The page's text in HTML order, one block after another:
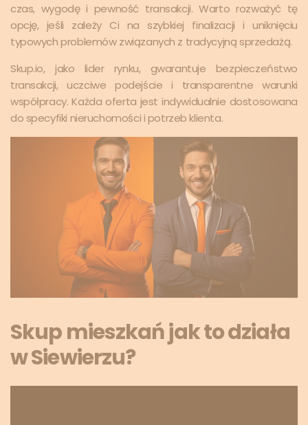
czas, wygodę i pewność transakcji. Warto rozważyć tę
opcję, jeśli zależy Ci na szybkiej finalizacji i uniknięciu
typowych problemów związanych z tradycyjną sprzedażą.
Skup.io, jako lider rynku, gwarantuje bezpieczeństwo
transakcji, uczciwe podejście i transparentne warunki
współpracy. Każda oferta jest indywidualnie dostosowana
do specyfiki nieruchomości i potrzeb klienta.
Skup mieszkań jak to działa
w Siewierzu?